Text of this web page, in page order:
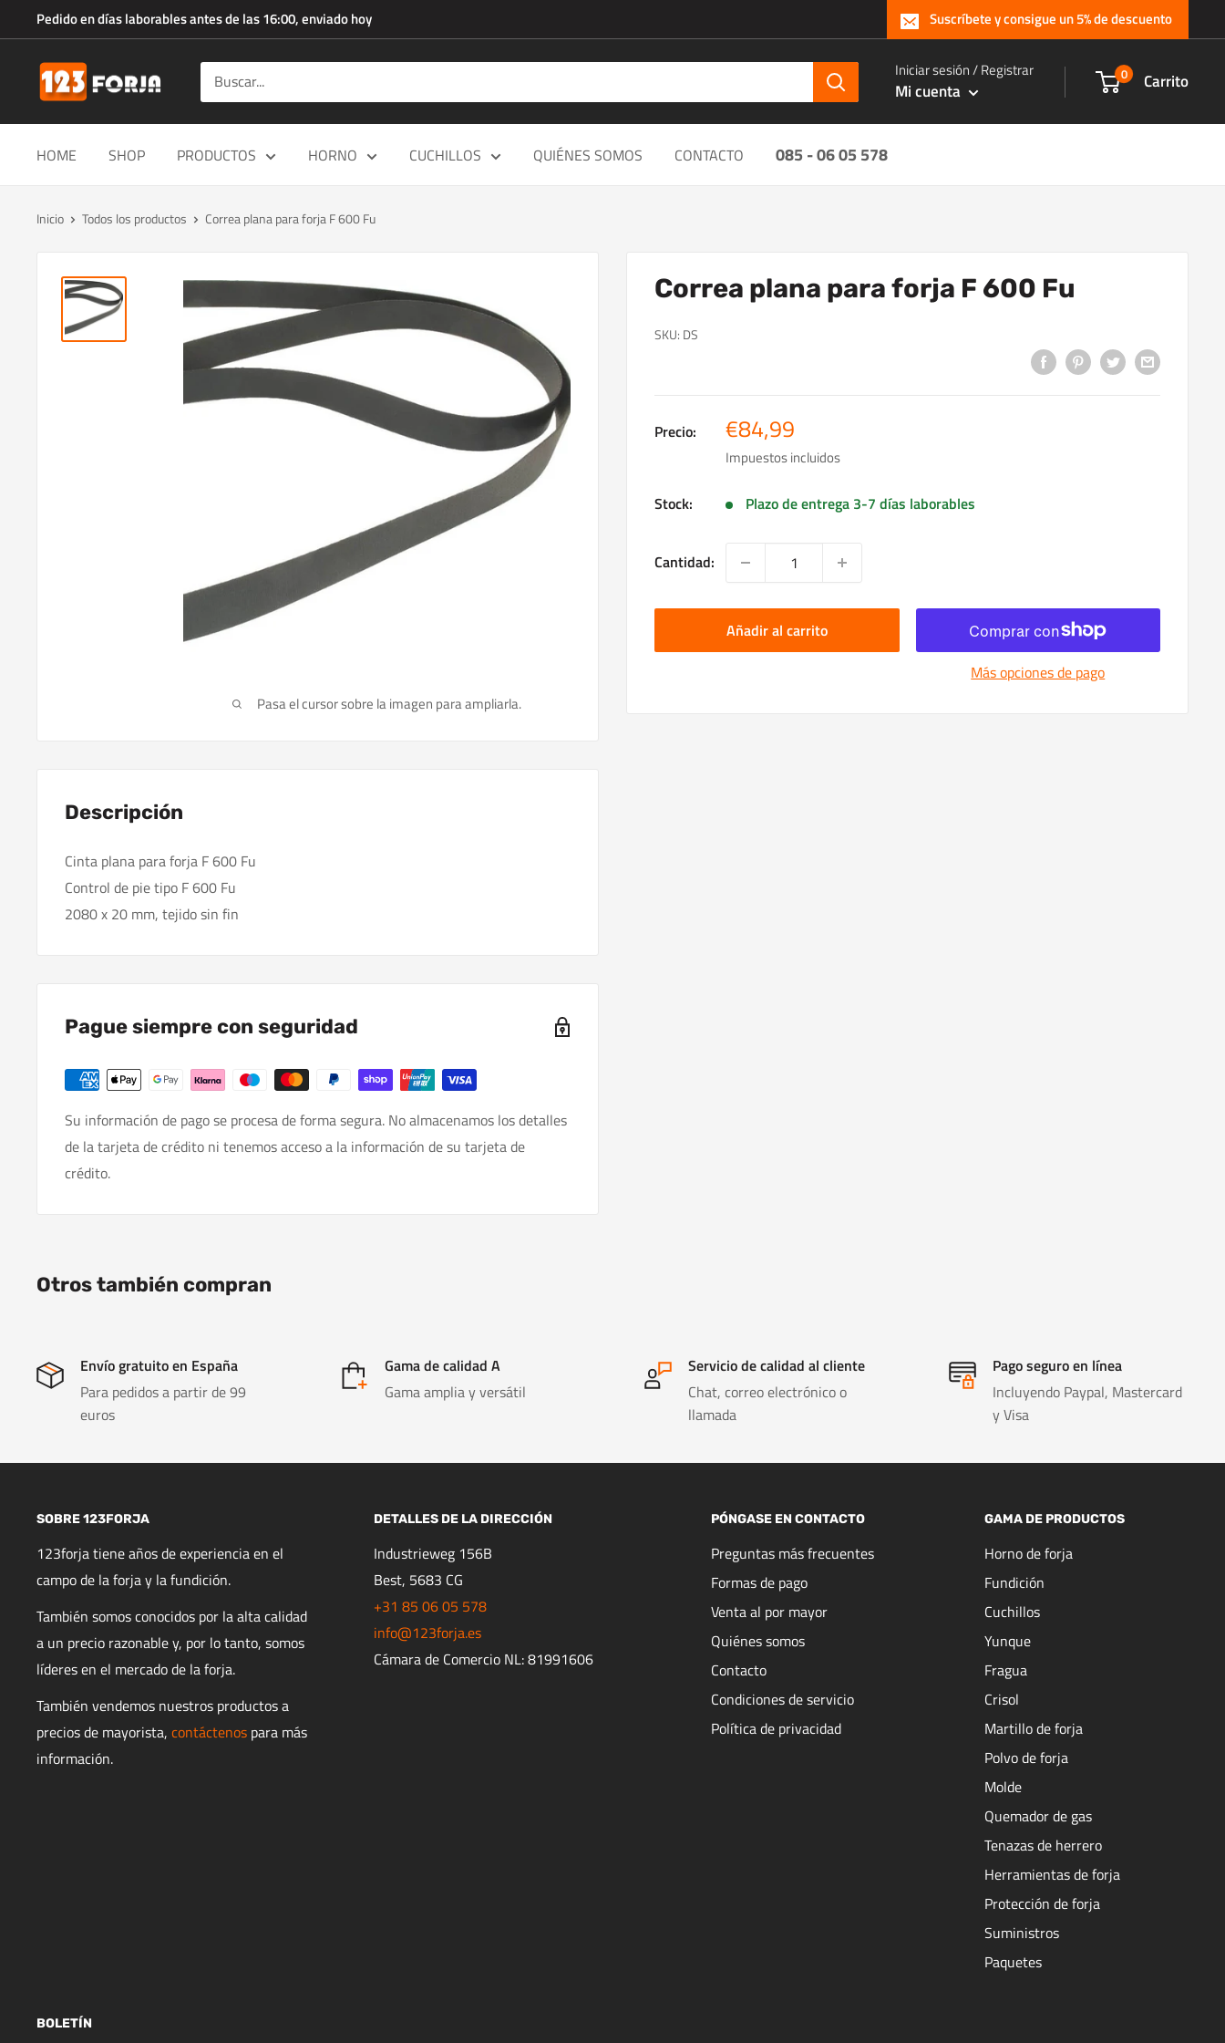
directamente
contenido
Pedido en días laborables antes de las 16:00, enviado hoy Suscríbete y consigue un 5% de descuento
123forja.es Iniciar sesión / Registrar
Mi cuenta
0 Carrito
HOME SHOP PRODUCTOS HORNO CUCHILLOS QUIÉNES SOMOS CONTACTO 085 - 06 05 578
Inicio Todos los productos Correa plana para forja F 600 Fu
Pasa el cursor sobre la imagen para ampliarla.
Correa plana para forja F 600 Fu
SKU: DS
Precio: Precio
de
venta
€84,99
Impuestos incluidos
Stock: Plazo de entrega 3-7 días laborables
Cantidad:
Añadir al carrito
Más opciones de pago
Descripción
Cinta plana para forja F 600 Fu
Control de pie tipo F 600 Fu
2080 x 20 mm, tejido sin fin
Pague siempre con seguridad
Su información de pago se procesa de forma segura. No almacenamos los detalles
de la tarjeta de crédito ni tenemos acceso a la información de su tarjeta de
crédito.
Otros también compran
Envío gratuito en España
Para pedidos a partir de 99
euros
Gama de calidad A
Gama amplia y versátil
Servicio de calidad al cliente
Chat, correo electrónico o
llamada
Pago seguro en línea
Incluyendo Paypal, Mastercard
y Visa
SOBRE 123FORJA
123forja tiene años de experiencia en el
campo de la forja y la fundición.
También somos conocidos por la alta calidad
a un precio razonable y, por lo tanto, somos
líderes en el mercado de la forja.
También vendemos nuestros productos a
precios de mayorista, contáctenos para más
información.
DETALLES DE LA DIRECCIÓN
Industrieweg 156B
Best, 5683 CG
+31 85 06 05 578
info@123forja.es
Cámara de Comercio NL: 81991606
PÓNGASE EN CONTACTO
Preguntas más frecuentes
Formas de pago
Venta al por mayor
Quiénes somos
Contacto
Condiciones de servicio
Política de privacidad
GAMA DE PRODUCTOS
Horno de forja
Fundición
Cuchillos
Yunque
Fragua
Crisol
Martillo de forja
Polvo de forja
Molde
Quemador de gas
Tenazas de herrero
Herramientas de forja
Protección de forja
Suministros
Paquetes
BOLETÍN